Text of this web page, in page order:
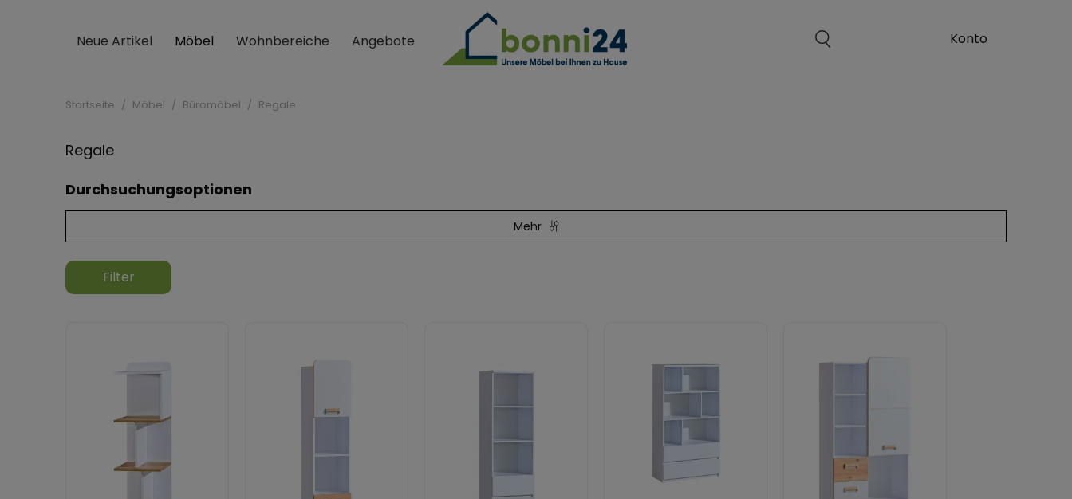
Neue Artikel Möbel Wohnbereiche Angebote
Startseite Möbel Büromöbel Regale
Regale
Durchsuchungsoptionen
Mehr
Filter